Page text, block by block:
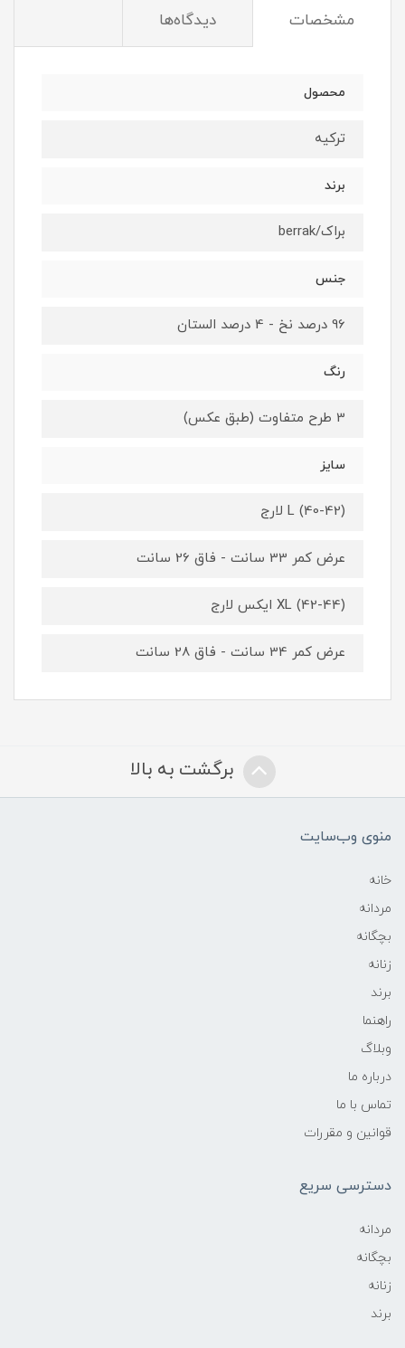
مشخصات دیدگاه‌ها
محصول
ترکیه
برند
براک/berrak
جنس
96 درصد نخ - 4 درصد الستان
رنگ
3 طرح متفاوت (طبق عکس)
سایز
L (40-42) لارج
عرض کمر 33 سانت - فاق 26 سانت
XL (42-44) ایکس لارج
عرض کمر 34 سانت - فاق 28 سانت
برگشت به بالا
منوی وب‌سایت
خانه
مردانه
بچگانه
زنانه
برند
راهنما
وبلاگ
درباره ما
تماس با ما
قوانین و مقررات
دسترسی سریع
مردانه
بچگانه
زنانه
برند